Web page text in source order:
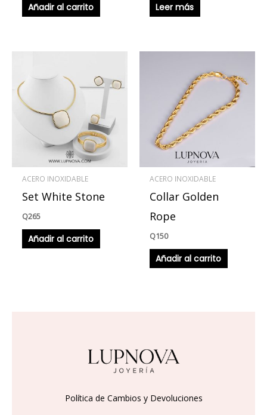
Añadir al carrito Leer más
ACERO INOXIDABLE
Set White Stone
Q265
Añadir al carrito
ACERO INOXIDABLE
Collar Golden
Rope
Q150
Añadir al carrito
Política de Cambios y Devoluciones